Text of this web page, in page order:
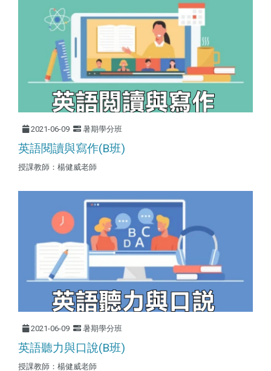
2021-06-09 暑期學分班
英語閱讀與寫作(B班)
授課教師：楊健威老師
2021-06-09 暑期學分班
英語聽力與口說(B班)
授課教師：楊健威老師